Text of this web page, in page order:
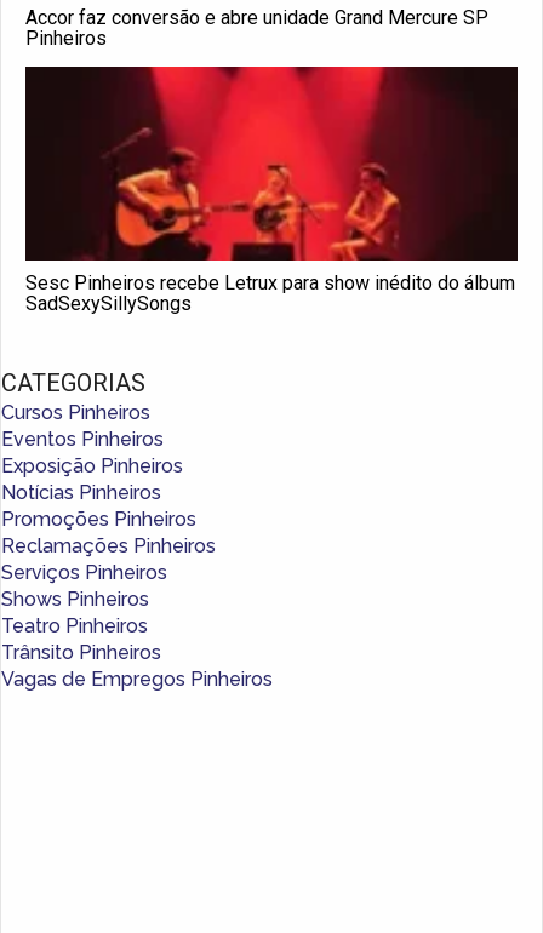
Accor faz conversão e abre unidade Grand Mercure SP
Pinheiros
Sesc Pinheiros recebe Letrux para show inédito do álbum
SadSexySillySongs
CATEGORIAS
Cursos Pinheiros
Eventos Pinheiros
Exposição Pinheiros
Notícias Pinheiros
Promoções Pinheiros
Reclamações Pinheiros
Serviços Pinheiros
Shows Pinheiros
Teatro Pinheiros
Trânsito Pinheiros
Vagas de Empregos Pinheiros